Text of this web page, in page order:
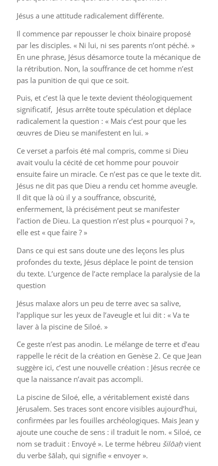
Jésus a une attitude radicalement différente.
Il commence par repousser le choix binaire proposé
par les disciples. « Ni lui, ni ses parents n’ont péché. »
En une phrase, Jésus désamorce toute la mécanique de
la rétribution. Non, la souffrance de cet homme n’est
pas la punition de qui que ce soit.
Puis, et c’est là que le texte devient théologiquement
significatif, Jésus arrête toute spéculation et déplace
radicalement la question : « Mais c’est pour que les
œuvres de Dieu se manifestent en lui. »
Ce verset a parfois été mal compris, comme si Dieu
avait voulu la cécité de cet homme pour pouvoir
ensuite faire un miracle. Ce n’est pas ce que le texte dit.
Jésus ne dit pas que Dieu a rendu cet homme aveugle.
Il dit que là où il y a souffrance, obscurité,
enfermement, là précisément peut se manifester
l’action de Dieu. La question n’est plus « pourquoi ? »,
elle est « que faire ? »
Dans ce qui est sans doute une des leçons les plus
profondes du texte, Jésus déplace le point de tension
du texte. L’urgence de l’acte remplace la paralysie de la
question
Jésus malaxe alors un peu de terre avec sa salive,
l’applique sur les yeux de l’aveugle et lui dit : « Va te
laver à la piscine de Siloé. »
Ce geste n’est pas anodin. Le mélange de terre et d’eau
rappelle le récit de la création en Genèse 2. Ce que Jean
suggère ici, c’est une nouvelle création : Jésus recrée ce
que la naissance n’avait pas accompli.
La piscine de Siloé, elle, a véritablement existé dans
Jérusalem. Ses traces sont encore visibles aujourd’hui,
confirmées par les fouilles archéologiques. Mais Jean y
ajoute une couche de sens : il traduit le nom. « Siloé, ce
nom se traduit : Envoyé ». Le terme hébreu šilōaḥvient
du verbe šālaḥ, qui signifie « envoyer ».